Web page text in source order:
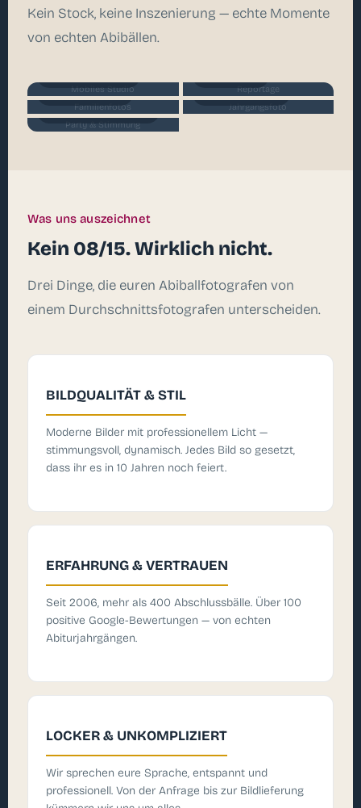
Kein Stock, keine Inszenierung — echte Momente
von echten Abibällen.
Mobiles Studio Reportage
Familienfotos
Familienfotos
Jahrgangsfoto
Jahrgangsfoto
Party & Stimmung
Party & Stimmung
Was uns auszeichnet
Kein 08/15. Wirklich nicht.
Drei Dinge, die euren Abiballfotografen von
einem Durchschnittsfotografen unterscheiden.
BILDQUALITÄT & STIL
Moderne Bilder mit professionellem Licht —
stimmungsvoll, dynamisch. Jedes Bild so gesetzt,
dass ihr es in 10 Jahren noch feiert.
ERFAHRUNG & VERTRAUEN
Seit 2006, mehr als 400 Abschlussbälle. Über 100
positive Google-Bewertungen — von echten
Abiturjahrgängen.
LOCKER & UNKOMPLIZIERT
Wir sprechen eure Sprache, entspannt und
professionell. Von der Anfrage bis zur Bildlieferung